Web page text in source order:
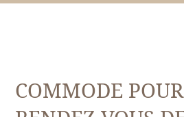
COMMODE